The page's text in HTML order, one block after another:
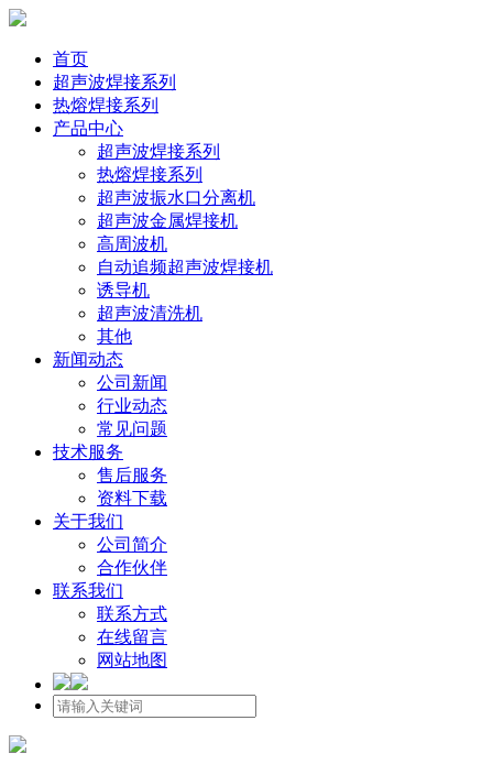
首页
超声波焊接系列
热熔焊接系列
产品中心
超声波焊接系列
热熔焊接系列
超声波振水口分离机
超声波金属焊接机
高周波机
自动追频超声波焊接机
诱导机
超声波清洗机
其他
新闻动态
公司新闻
行业动态
常见问题
技术服务
售后服务
资料下载
关于我们
公司简介
合作伙伴
联系我们
联系方式
在线留言
网站地图